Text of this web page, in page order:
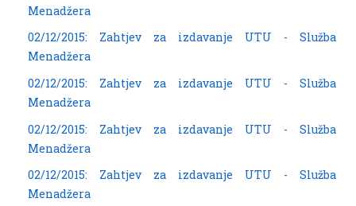
Menadžera
02/12/2015: Zahtjev za izdavanje UTU - Služba
Menadžera
02/12/2015: Zahtjev za izdavanje UTU - Služba
Menadžera
02/12/2015: Zahtjev za izdavanje UTU - Služba
Menadžera
02/12/2015: Zahtjev za izdavanje UTU - Služba
Menadžera